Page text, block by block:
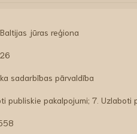
jūras reģiona
sadarbības pārvaldība
publiskie pakalpojumi; 7.